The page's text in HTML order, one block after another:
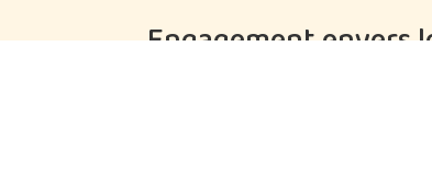
Engagement envers